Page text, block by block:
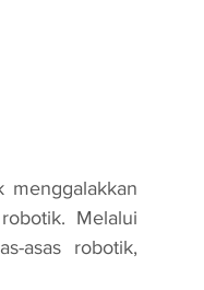
Melalui
asas robotik,